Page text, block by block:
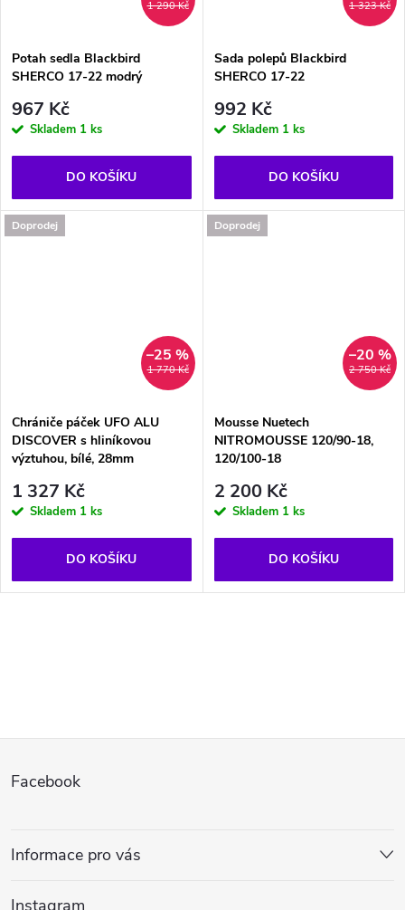
1 290 Kč
Potah sedla Blackbird
SHERCO 17-22 modrý
967 Kč
Skladem 1 ks
DO KOŠÍKU
1 323 Kč
Sada polepů Blackbird
SHERCO 17-22
992 Kč
Skladem 1 ks
DO KOŠÍKU
Doprodej
1 770 Kč
–25 %
Chrániče páček UFO ALU
DISCOVER s hliníkovou
výztuhou, bílé, 28mm
1 327 Kč
Skladem 1 ks
DO KOŠÍKU
Doprodej
2 750 Kč
–20 %
Mousse Nuetech
NITROMOUSSE 120/90-18,
120/100-18
2 200 Kč
Skladem 1 ks
DO KOŠÍKU
d
c
í
p
a
Facebook
Informace pro vás
Instagram